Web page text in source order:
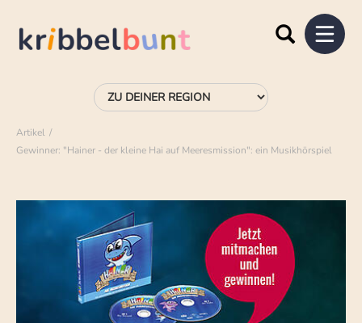
Artikel
Gewinner: "Hainer - der kleine Hai auf Meeresmission": ein Musikhörspiel